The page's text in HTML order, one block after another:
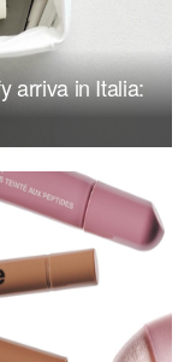
arriva in Italia: